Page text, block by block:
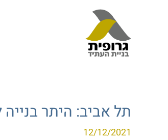
תל אביב: היתר בנייה
12/12/2021